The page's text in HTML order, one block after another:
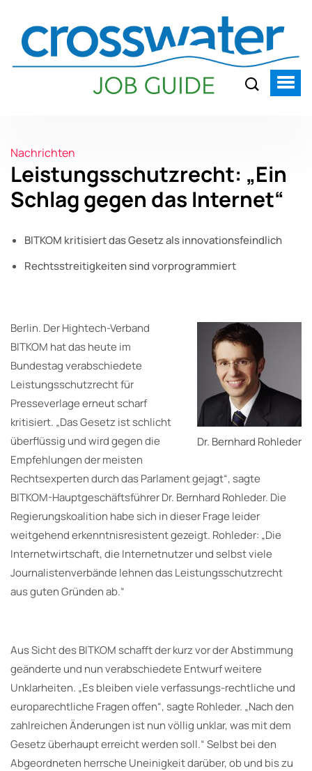
Nachrichten
Leistungsschutzrecht: „Ein
Schlag gegen das Internet“
BITKOM kritisiert das Gesetz als innovationsfeindlich
Rechtsstreitigkeiten sind vorprogrammiert
Dr. Bernhard Rohleder
Berlin. Der Hightech-Verband
BITKOM hat das heute im
Bundestag verabschiedete
Leistungsschutzrecht für
Presseverlage erneut scharf
kritisiert. „Das Gesetz ist schlicht
überflüssig und wird gegen die
Empfehlungen der meisten
Rechtsexperten durch das Parlament gejagt“, sagte
BITKOM-Hauptgeschäftsführer Dr. Bernhard Rohleder. Die
Regierungskoalition habe sich in dieser Frage leider
weitgehend erkenntnisresistent gezeigt. Rohleder: „Die
Internetwirtschaft, die Internetnutzer und selbst viele
Journalistenverbände lehnen das Leistungsschutzrecht
aus guten Gründen ab.“
Aus Sicht des BITKOM schafft der kurz vor der Abstimmung
geänderte und nun verabschiedete Entwurf weitere
Unklarheiten. „Es bleiben viele verfassungs-rechtliche und
europarechtliche Fragen offen“, sagte Rohleder. „Nach den
zahlreichen Änderungen ist nun völlig unklar, was mit dem
Gesetz überhaupt erreicht werden soll.“ Selbst bei den
Abgeordneten herrsche Uneinigkeit darüber, ob und bis zu